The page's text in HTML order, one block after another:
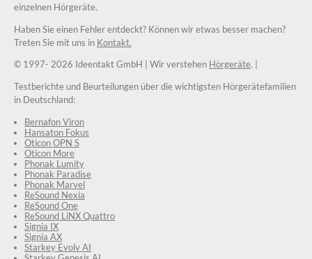
einzelnen Hörgeräte.
Haben Sie einen Fehler entdeckt? Können wir etwas besser machen?
Treten Sie mit uns in Kontakt.
© 1997- 2026 Ideentakt GmbH | Wir verstehen Hörgeräte. |
Testberichte und Beurteilungen über die wichtigsten Hörgerätefamilien
in Deutschland:
Bernafon Viron
Hansaton Fokus
Oticon OPN S
Oticon More
Phonak Lumity
Phonak Paradise
Phonak Marvel
ReSound Nexia
ReSound One
ReSound LiNX Quattro
Signia IX
Signia AX
Starkey Evolv AI